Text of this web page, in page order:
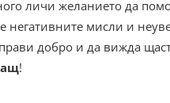
личи желанието да
негативните мисли и
добро и да вижда
!